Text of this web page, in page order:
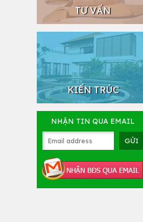
TƯ VẤN
KIẾN TRÚC
NHẬN TIN QUA EMAIL